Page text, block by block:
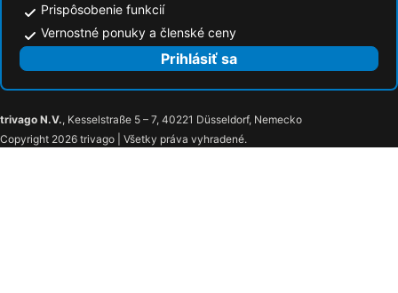
Prispôsobenie funkcií
Vernostné ponuky a členské ceny
Prihlásiť sa
trivago N.V., Kesselstraße 5 – 7, 40221 Düsseldorf, Nemecko
Copyright 2026 trivago | Všetky práva vyhradené.